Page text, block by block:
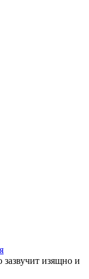
изящно и